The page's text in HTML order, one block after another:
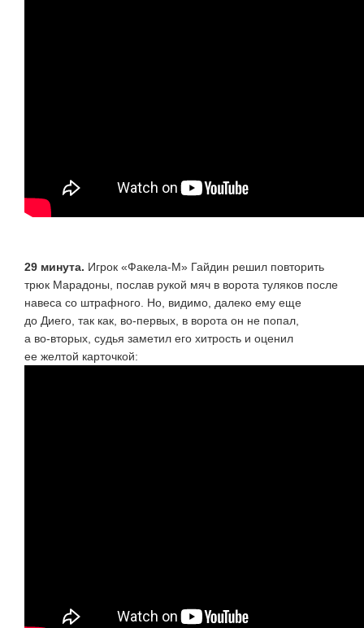
29 минута. Игрок «Факела-М» Гайдин решил повторить
трюк Марадоны, послав рукой мяч в ворота туляков после
навеса со штрафного. Но, видимо, далеко ему еще
до Диего, так как, во-первых , в ворота он не попал,
а во-вторых , судья заметил его хитрость и оценил
ее желтой карточкой: